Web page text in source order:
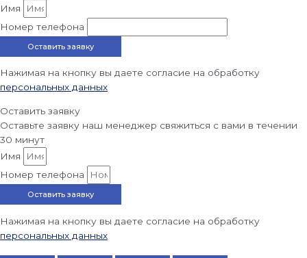
Имя
Номер телефона
Оставить заявку
Нажимая на кнопку вы даете согласие на обработку
персональных данных
Оставить заявку
Оставьте заявку наш менеджер свяжиться с вами в течении
30 минут
Имя
Номер телефона
Оставить заявку
Нажимая на кнопку вы даете согласие на обработку
персональных данных